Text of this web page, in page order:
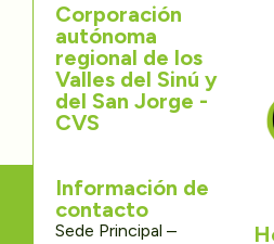
Trámites y Servicios
Contáctenos
Corporación
autónoma
regional de los
Valles del Sinú y
del San Jorge -
CVS
Información de
contacto
Sede Principal –